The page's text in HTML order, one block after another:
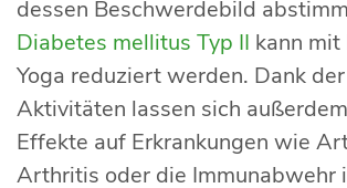
dessen Beschwerdebild
Diabetes mellitus Typ II kann
Yoga reduziert werden. Dank
Aktivitäten lassen sich
Effekte auf Erkrankungen wie
Arthritis oder die Immunabwehr